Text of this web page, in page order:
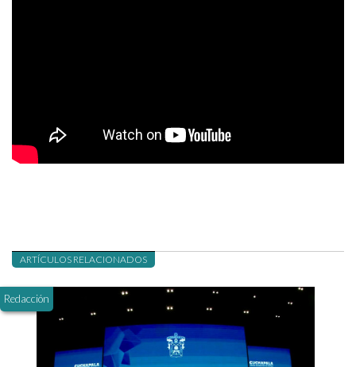
ARTÍCULOS RELACIONADOS
Redacción